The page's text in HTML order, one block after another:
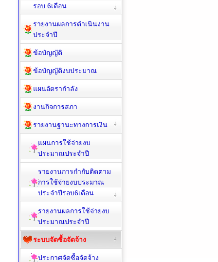
รอบ 6เดือน
รายงานผลการดำเนินงาน
ประจำปี
ข้อบัญญัติ
ข้อบัญญัติงบประมาณ
แผนอัตรากำลัง
งานกิจการสภา
รายงานฐานะทางการเงิน
แผนการใช้จ่ายงบ
ประมาณประจำปี
รายงานการกำกับติดตาม
การใช้จ่ายงบประมาณ
ประจำปีรอบ6เดือน
รายงานผลการใช้จ่ายงบ
ประมาณประจำปี
ระบบจัดซื้อจัดจ้าง
ประกาศจัดซื้อจัดจ้าง